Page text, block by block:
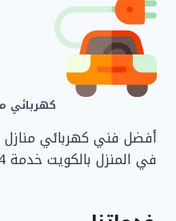
كهربائي
أفضل فني كهربائي منازل
في المنزل بالكويت خدمة 24 ساعة